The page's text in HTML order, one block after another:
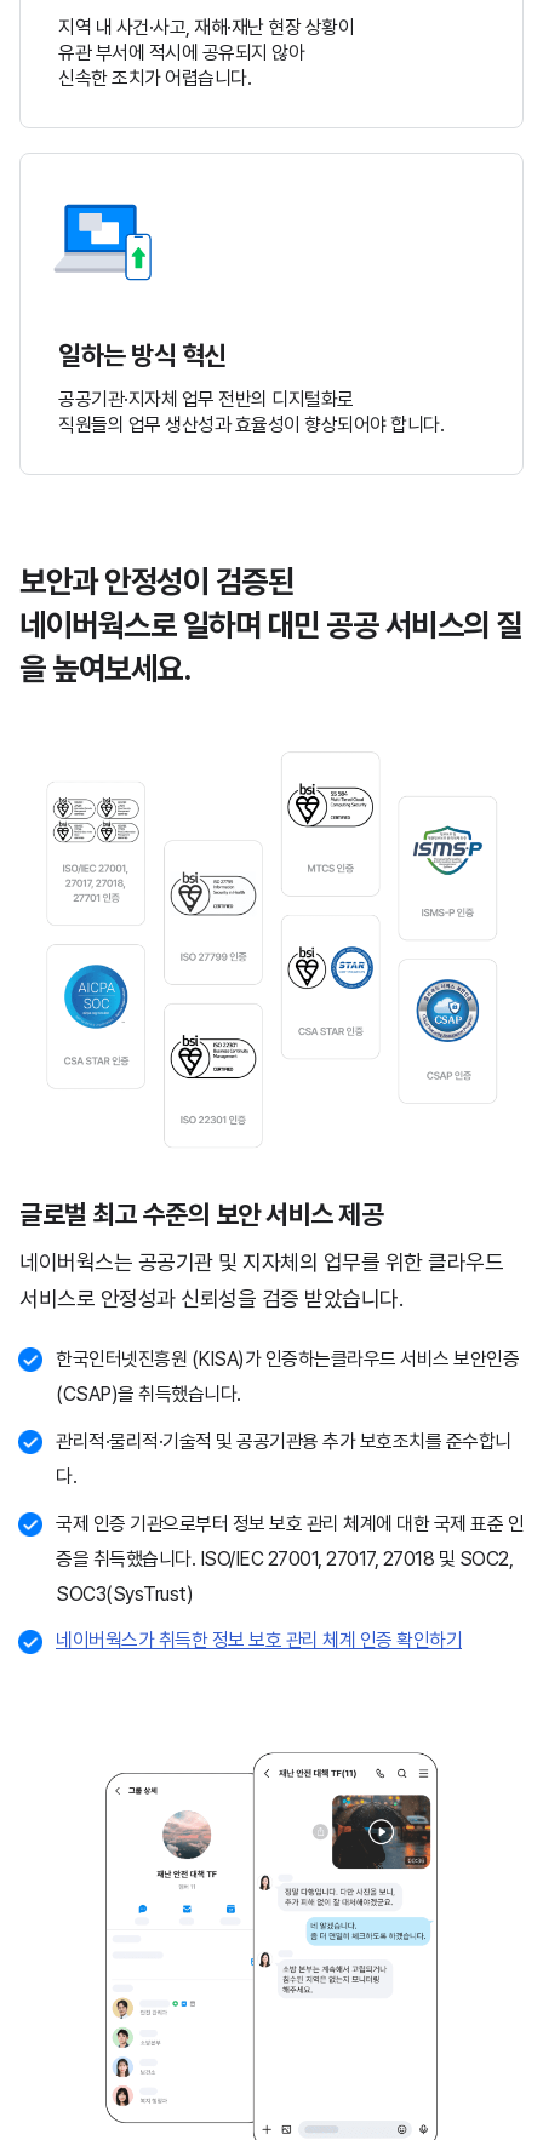
지역 내 사건·사고, 재해·재난 현장 상황이
유관 부서에 적시에 공유되지 않아
신속한 조치가 어렵습니다.
일하는 방식 혁신
공공기관·지자체 업무 전반의 디지털화로
직원들의 업무 생산성과 효율성이 향상되어야 합니다.
보안과 안정성이 검증된
네이버웍스로 일하며 대민 공공 서비스의 질
을 높여보세요.
글로벌 최고 수준의 보안 서비스 제공
네이버웍스는 공공기관 및 지자체의 업무를 위한 클라우드
서비스로 안정성과 신뢰성을 검증 받았습니다.
한국인터넷진흥원 (KISA)가 인증하는클라우드 서비스 보안인증
(CSAP)을 취득했습니다.
관리적·물리적·기술적 및 공공기관용 추가 보호조치를 준수합니
다.
국제 인증 기관으로부터 정보 보호 관리 체계에 대한 국제 표준 인
증을 취득했습니다. ISO/IEC 27001, 27017, 27018 및 SOC2,
SOC3(SysTrust)
네이버웍스가 취득한 정보 보호 관리 체계 인증 확인하기